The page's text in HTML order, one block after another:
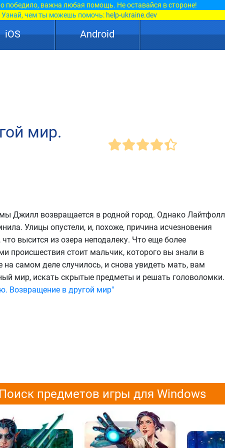
победило, важна любая помощь. Не оставайся в стороне!
Узнай, чем ты можешь помочь: help-ukraine.dev
iOS Android
мир.
Джилл возвращается в родной город. Однако Лайтфолл
Улицы опустели, и, похоже, причина исчезновения
высится из озера неподалеку. Что еще более
происшествия стоит мальчик, которого вы знали в
на самом деле случилось, и снова увидеть мать, вам
мир, искать скрытые предметы и решать головоломки.
Возвращение в другой мир"
предметов игры для Windows